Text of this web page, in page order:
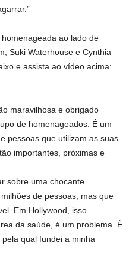
ao lado de
Suki Waterhouse e Cynthia
e assista ao vídeo acima:
maravilhosa e obrigado
de homenageados. É um
pessoas que utilizam as suas
importantes, próximas e
sobre uma chocante
de pessoas, mas que
Em Hollywood, isso
da saúde, é um problema. É
qual fundei a minha